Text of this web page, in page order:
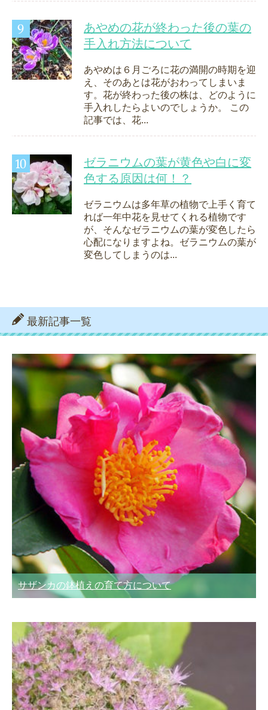
あやめの花が終わった後の葉の
手入れ方法について
あやめは６月ごろに花の満開の時期を迎
え、そのあとは花がおわってしまいま
す。花が終わった後の株は、どのように
手入れしたらよいのでしょうか。 この
記事では、花...
ゼラニウムの葉が黄色や白に変
色する原因は何！？
ゼラニウムは多年草の植物で上手く育て
れば一年中花を見せてくれる植物です
が、そんなゼラニウムの葉が変色したら
心配になりますよね。ゼラニウムの葉が
変色してしまうのは...
最新記事一覧
サザンカの鉢植えの育て方について